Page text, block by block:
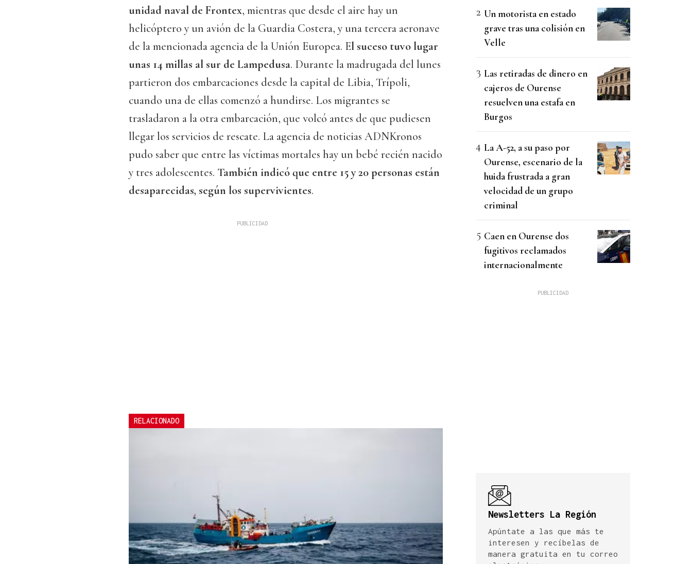
unidad naval de Frontex, mientras que desde el aire hay un
helicóptero y un avión de la Guardia Costera, y una tercera aeronave
de la mencionada agencia de la Unión Europea. El suceso tuvo lugar
unas 14 millas al sur de Lampedusa. Durante la madrugada del lunes
partieron dos embarcaciones desde la capital de Libia, Trípoli,
cuando una de ellas comenzó a hundirse. Los migrantes se
trasladaron a la otra embarcación, que volcó antes de que pudiesen
llegar los servicios de rescate. La agencia de noticias ADNKronos
pudo saber que entre las víctimas mortales hay un bebé recién nacido
y tres adolescentes. También indicó que entre 15 y 20 personas están
desaparecidas, según los supervivientes.
RELACIONADO
Un motorista en estado
grave tras una colisión en
Velle
Las retiradas de dinero en
cajeros de Ourense
resuelven una estafa en
Burgos
La A-52, a su paso por
Ourense, escenario de la
huida frustrada a gran
velocidad de un grupo
criminal
Caen en Ourense dos
fugitivos reclamados
internacionalmente
Newsletters La Región
Apúntate a las que más te
interesen y recíbelas de
manera gratuita en tu correo